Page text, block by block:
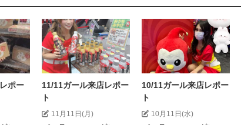
ポー
11/11ガール来店レポー
ト
11月11日(月)
10/11ガール来店レポー
ト
10月11日(水)